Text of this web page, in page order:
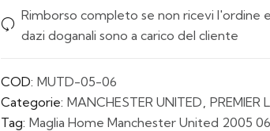
Rimborso completo se non ricevi l'ordine
dazi doganali sono a carico del cliente
COD: MUTD-05-06
Categorie: MANCHESTER UNITED PREMIER
Tag: Maglia Home Manchester United 2005 06